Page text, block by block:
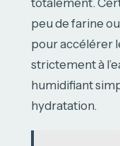
totalement.
peu de farine
pour accélérer
strictement à
humidifiant
hydratation.